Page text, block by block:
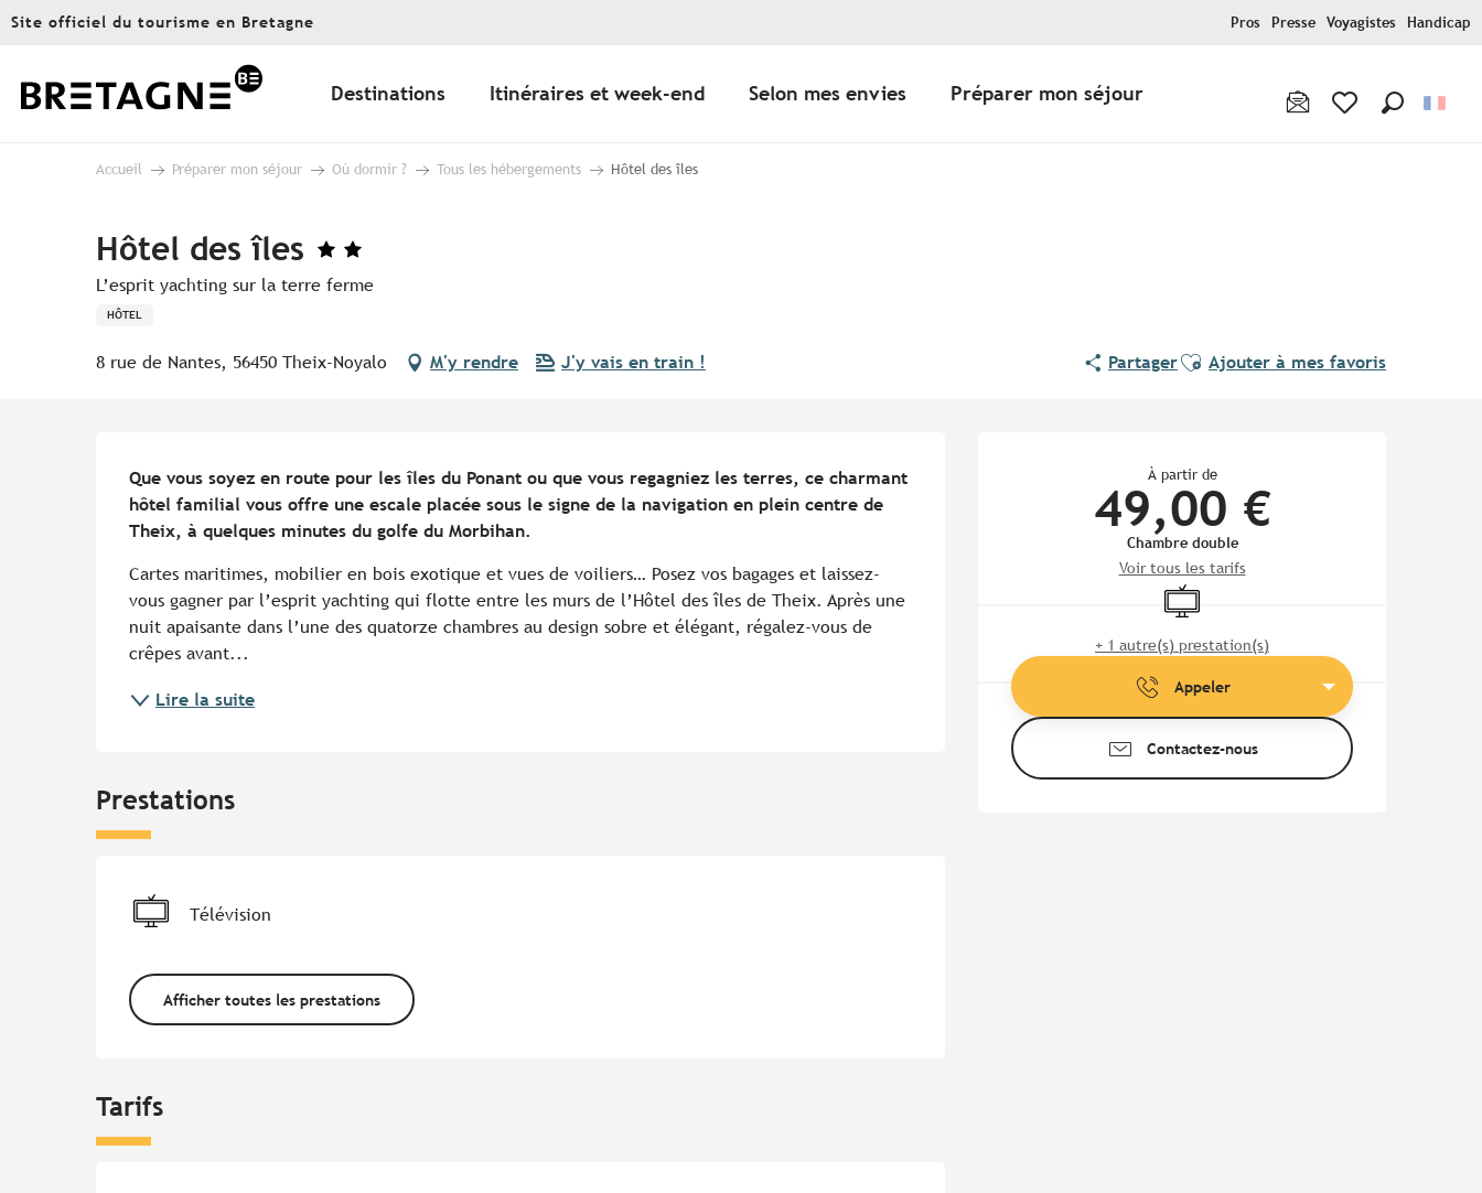
Aller
principal
Site officiel du tourisme en Bretagne Pros Presse Voyagistes Handicap
Destinations Itinéraires et week-end Selon mes envies Préparer mon séjour
Accueil Préparer mon séjour Où dormir ? Tous les hébergements Hôtel des îles
Hôtel des îles
L’esprit yachting sur la terre ferme
HÔTEL
8 rue de Nantes, 56450 Theix-Noyalo M'y rendre J'y vais en train ! PartagerAjouter aux favoris
Ajouter à mes favoris
À partir de
49,00 €
Chambre double
Voir tous les tarifs
Télévision
+ 1 autre(s) prestation(s)
Appeler
Contactez-nous
Que vous soyez en route pour les îles du Ponant ou que vous regagniez les terres, ce charmant
hôtel familial vous offre une escale placée sous le signe de la navigation en plein centre de
Theix, à quelques minutes du golfe du Morbihan.
Cartes maritimes, mobilier en bois exotique et vues de voiliers… Posez vos bagages et laissez-
vous gagner par l’esprit yachting qui flotte entre les murs de l’Hôtel des îles de Theix. Après une
nuit apaisante dans l’une des quatorze chambres au design sobre et élégant, régalez-vous de
crêpes avant...
Lire la suite
Prestations
Télévision
Afficher toutes les prestations
Tarifs